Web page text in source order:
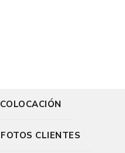
COLOCACIÓN
FOTOS CLIENTES